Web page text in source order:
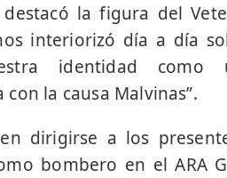
la figura del
interiorizó día a día
identidad como
la causa Malvinas”.
dirigirse a los
bombero en el ARA